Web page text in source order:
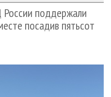
ПЛИТ
поддержали
посадив пятьсот